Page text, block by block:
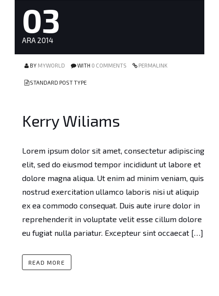
03
ARA 2014
BY MYWORLD WITH 0 COMMENTS PERMALINK
STANDARD POST TYPE
Kerry Wiliams
Lorem ipsum dolor sit amet, consectetur adipiscing
elit, sed do eiusmod tempor incididunt ut labore et
dolore magna aliqua. Ut enim ad minim veniam, quis
nostrud exercitation ullamco laboris nisi ut aliquip
ex ea commodo consequat. Duis aute irure dolor in
reprehenderit in voluptate velit esse cillum dolore
eu fugiat nulla pariatur. Excepteur sint occaecat […]
READ MORE